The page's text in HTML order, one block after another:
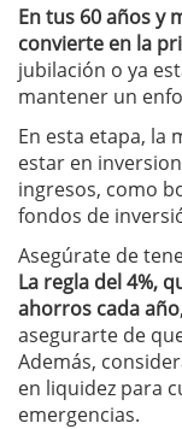
En tus 60 años y
convierte en la
jubilación o ya
mantener un
En esta etapa, la
estar en
ingresos, como
fondos de
Asegúrate de
La regla del 4%,
ahorros cada año
asegurarte de
Además,
en liquidez para
emergencias.